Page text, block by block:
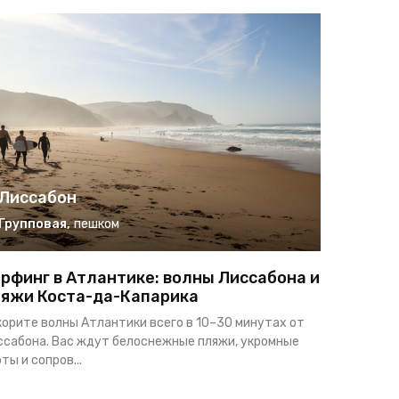
, пешком
в Атлантике: волны Лиссабона и
Коста-да-Капарика
волны Атлантики всего в 10–30 минутах от
Вас ждут белоснежные пляжи, укромные
и сопров...